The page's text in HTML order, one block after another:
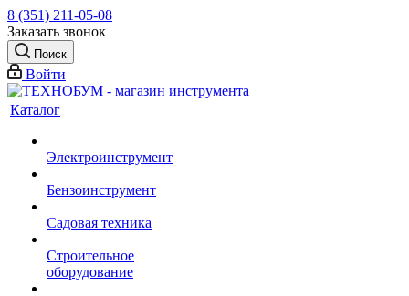
8 (351) 211-05-08
Заказать звонок
Поиск
Войти
Каталог
Электроинструмент
Бензоинструмент
Садовая техника
Строительное
оборудование